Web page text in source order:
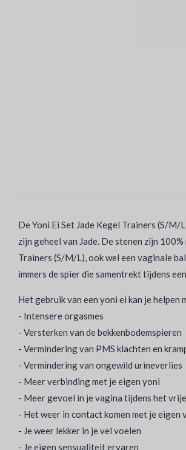
De Yoni Ei Set Jade Kegel Trainers (S/M/
zijn geheel van Jade. De stenen zijn
Trainers (S/M/L), ook wel een vaginale
immers de spier die samentrekt tijdens
Het gebruik van een yoni ei kan je helpen
- Intensere orgasmes
- Versterken van de bekkenbodemspieren
- Vermindering van PMS klachten en
- Vermindering van ongewild urineverlies
- Meer verbinding met je eigen yoni
- Meer gevoel in je vagina tijdens het
- Het weer in contact komen met je eigen
- Je weer lekker in je vel voelen
- Je eigen sensualiteit ervaren